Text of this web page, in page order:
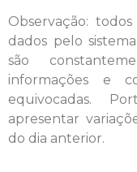
Observação:
dados pelo
são
informações e
equivocadas.
apresentar
do dia anterior.